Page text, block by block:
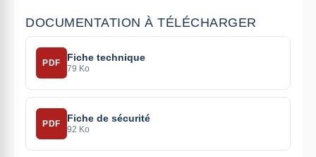
DOCUMENTATION À TÉLÉCHARGER
PDF Fiche technique
79 Ko
PDF Fiche de sécurité
92 Ko